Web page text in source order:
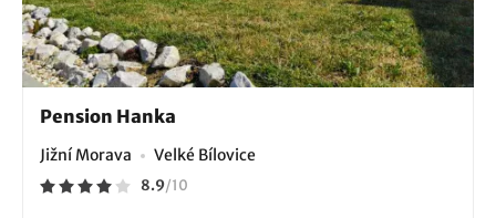
Pension Hanka
Jižní Morava Velké Bílovice
8.9/10